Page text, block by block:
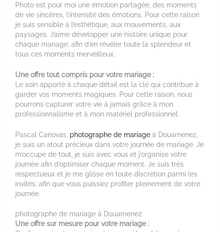
Photo est pour moi une émotion partagée, des moments
de vie sincères, l’intensité des émotions. Pour cette raison
je suis sensible à l’esthétique, aux mouvements, aux
paysages. J’aime développer une histoire unique pour
chaque mariage; afin d’en révéler toute la splendeur et
tous ces moments merveilleux.
Une offre tout compris pour votre mariage :
Le soin apporté à chaque détail est la clé qui contribue à
garder vos moments magiques. Pour cette raison, nous
pourrons capturer votre vie à jamais grâce à mon
professionnalisme et à mon matériel professionnel.
Pascal Canovas, photographe de mariage à Douarnenez,
je suis un atout précieux dans votre journée de mariage. Je
m’occupe de tout, je suis avec vous et j’organise votre
journée afin d’optimiser chaque moment. Je suis très
respectueux et je me glisse en toute discrétion parmi les
invités; afin que vous puissiez profiter pleinement de votre
journée.
photographe de mariage à Douarnenez
Une offre sur mesure pour votre mariage :